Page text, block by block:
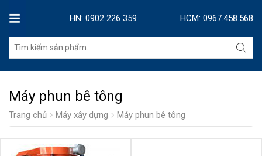
HN: 0902 226 359 HCM: 0967.458.568
Máy phun bê tông
Trang chủ Máy xây dựng Máy phun bê tông